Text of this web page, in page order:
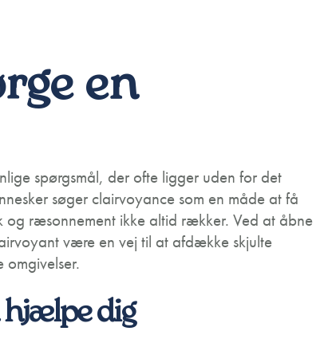
en
spørgsmål, der ofte ligger uden for det
søger clairvoyance som en måde at få
og ræsonnement ikke altid rækker. Ved at åbne
være en vej til at afdække skjulte
omgivelser.
hjælpe dig